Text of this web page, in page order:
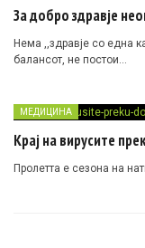
За добро здравје
Нема ,,здравје со една
балансот, не постои…
МЕДИЦИНА
Крај на вирусите
Пролетта е сезона на